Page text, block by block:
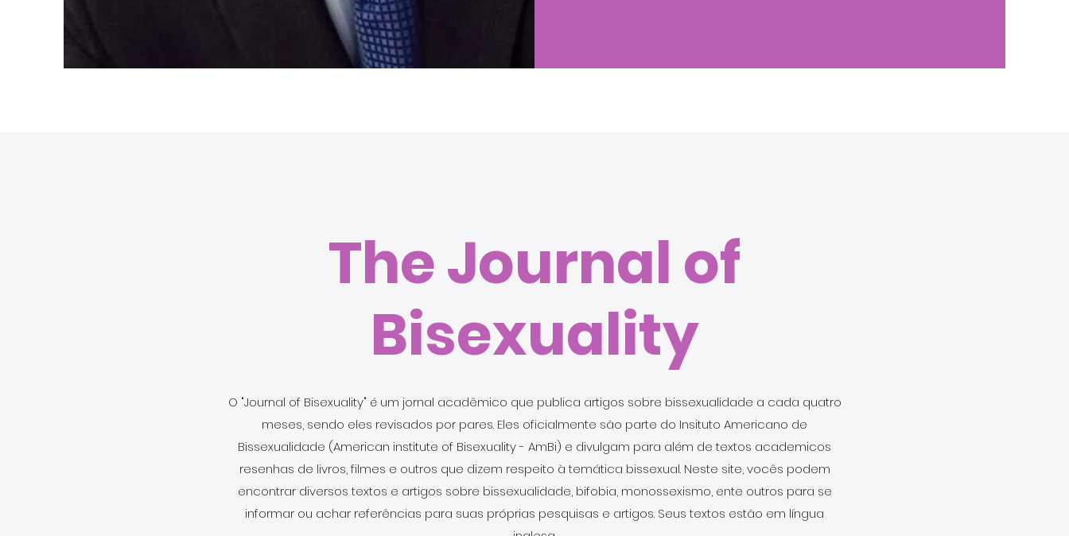
The Journal of
Bisexuality
O "Journal of Bisexuality" é um jornal acadêmico que publica artigos sobre bissexualidade a cada quatro
meses, sendo eles revisados por pares. Eles oficialmente são parte do Insituto Americano de
Bissexualidade (American institute of Bisexuality - AmBi) e divulgam para além de textos academicos
resenhas de livros, filmes e outros que dizem respeito à temática bissexual. Neste site, vocês podem
encontrar diversos textos e artigos sobre bissexualidade, bifobia, monossexismo, ente outros para se
informar ou achar referências para suas próprias pesquisas e artigos. Seus textos estão em língua